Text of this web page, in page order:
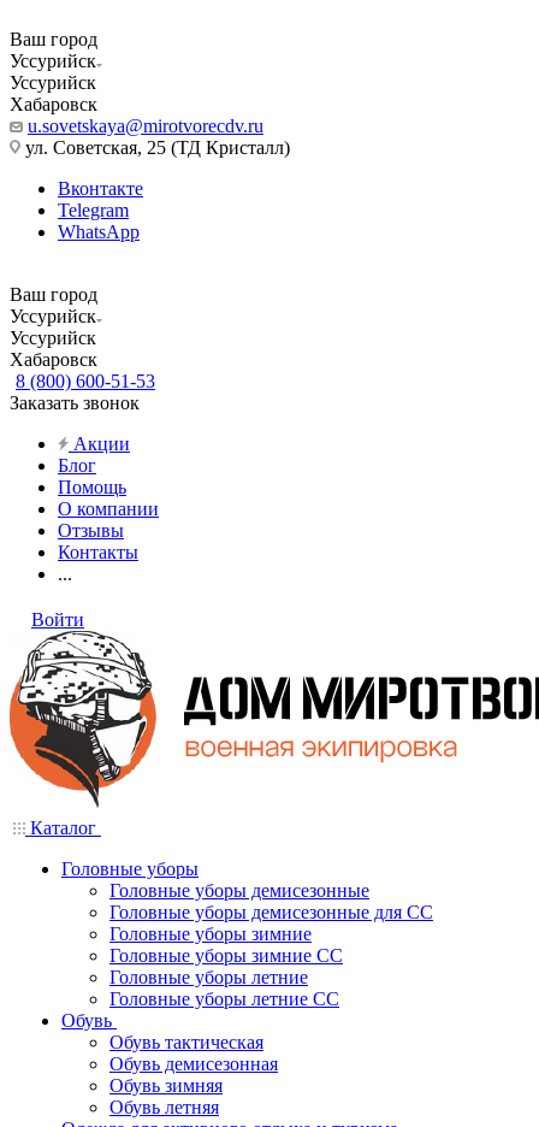
Ваш город
Уссурийск
Уссурийск
Хабаровск
u.sovetskaya@mirotvorecdv.ru
ул. Советская, 25 (ТД Кристалл)
Вконтакте
Telegram
WhatsApp
Ваш город
Уссурийск
Уссурийск
Хабаровск
8 (800) 600-51-53
Заказать звонок
Акции
Блог
Помощь
О компании
Отзывы
Контакты
...
Войти
Каталог
Головные уборы
Головные уборы демисезонные
Головные уборы демисезонные для СС
Головные уборы зимние
Головные уборы зимние СС
Головные уборы летние
Головные уборы летние СС
Обувь
Обувь тактическая
Обувь демисезонная
Обувь зимняя
Обувь летняя